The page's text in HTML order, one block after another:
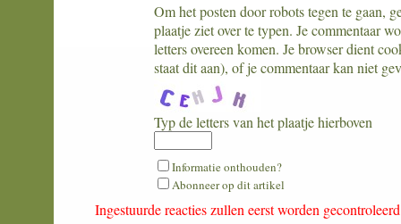
Om het posten door robots tegen te gaan,
plaatje ziet over te typen. Je commentaar
letters overeen komen. Je browser dient
staat dit aan), of je commentaar kan niet
Typ de letters van het plaatje hierboven
What
is
nine
minus
Informatie onthouden?
Abonneer op dit artikel
Ingestuurde reacties zullen eerst worden